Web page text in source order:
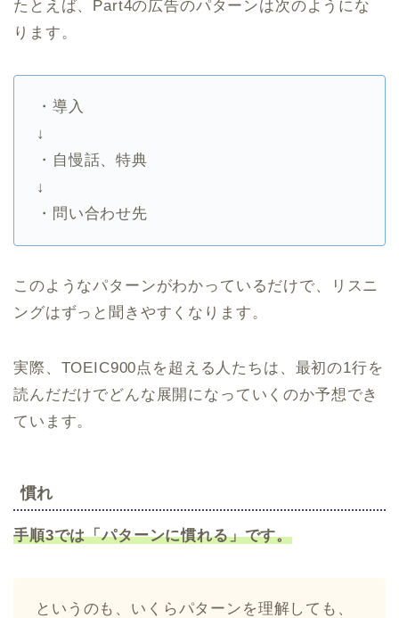
たとえば、Part4の広告のパターンは次のようにな
ります。
・導入
↓
・自慢話、特典
↓
・問い合わせ先
このようなパターンがわかっているだけで、リスニ
ングはずっと聞きやすくなります。
実際、TOEIC900点を超える人たちは、最初の1行を
読んだだけでどんな展開になっていくのか予想でき
ています。
慣れ
手順3では「パターンに慣れる」です。
というのも、いくらパターンを理解しても、